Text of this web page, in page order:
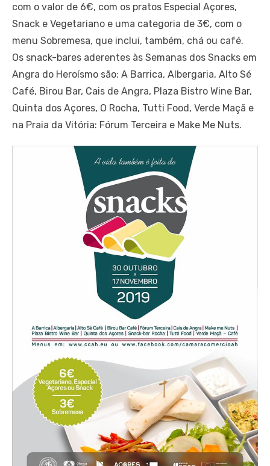
com o valor de 6€, com os pratos Especial Açores,
Snack e Vegetariano e uma categoria de 3€, com o
menu Sobremesa, que inclui, também, chá ou café.
Os snack-bares aderentes às Semanas dos Snacks em
Angra do Heroísmo são: A Barrica, Albergaria, Alto Sé
Café, Birou Bar, Cais de Angra, Plaza Bistro Wine Bar,
Quinta dos Açores, O Rocha, Tutti Food, Verde Maçã e
na Praia da Vitória: Fórum Terceira e Make Me Nuts.